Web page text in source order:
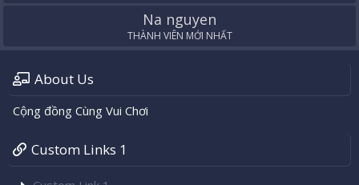
Na nguyen
THÀNH VIÊN MỚI NHẤT
About Us
Cộng đồng Cùng Vui Chơi
Custom Links 1